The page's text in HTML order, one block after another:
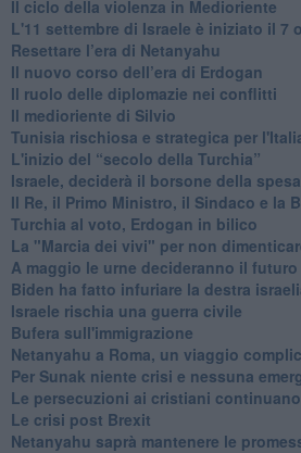
Il ciclo della violenza in Medioriente
L'11 settembre di Israele è iniziato il 7
Resettare l’era di Netanyahu
​Il nuovo corso dell’era di Erdogan
Il ruolo delle diplomazie nei conflitti
Il medioriente di Silvio
Tunisia rischiosa e strategica per
L'inizio del “secolo della Turchia”
Israele, deciderà il borsone della spesa
Il Re, il Primo Ministro, il Sindaco e la
Turchia al voto, Erdogan in bilico
La "Marcia dei vivi" per non
A maggio le urne decideranno il
Biden ha fatto infuriare la destra
Israele rischia una guerra civile
Bufera sull'immigrazione
Netanyahu a Roma, un viaggio
Per Sunak niente crisi e nessuna
Le persecuzioni ai cristiani
Le crisi post Brexit
Netanyahu saprà mantenere le